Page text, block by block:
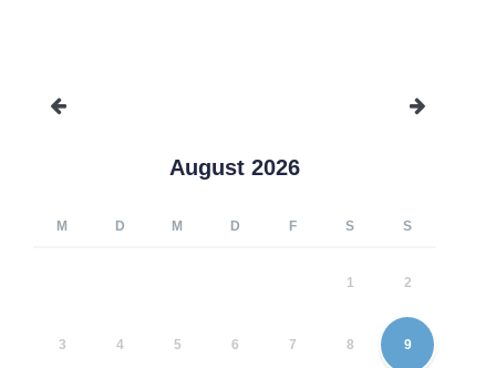
August 2026
M D M D F S S
1 2
3 4 5 6 7 8 9